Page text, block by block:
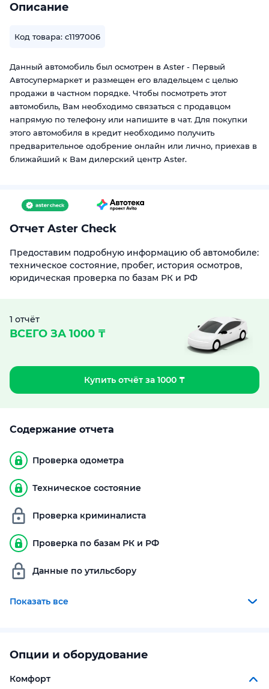
Описание
Код товара: c1197006
Данный автомобиль был осмотрен в Aster - Первый
Автосупермаркет и размещен его владельцем с целью
продажи в частном порядке. Чтобы посмотреть этот
автомобиль, Вам необходимо связаться с продавцом
напрямую по телефону или напишите в чат. Для покупки
этого автомобиля в кредит необходимо получить
предварительное одобрение онлайн или лично, приехав в
ближайший к Вам дилерский центр Aster.
Отчет Aster Check
Предоставим подробную информацию об автомобиле:
техническое состояние, пробег, история осмотров,
юридическая проверка по базам РК и РФ
1 отчёт
ВСЕГО ЗА 1000 ₸
Купить отчёт за 1000 ₸
Содержание отчета
Проверка одометра
Техническое состояние
Проверка криминалиста
Проверка по базам РК и РФ
Данные по утильсбору
Показать все
Опции и оборудование
Комфорт